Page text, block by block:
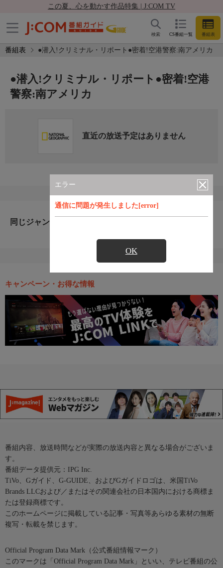
この夏、心を動かす作品特集 | J:COM TV
CS番組一覧 番組表
検索
番組表 ●潜入!クリミナル・リポート●密着!空港警察:南アメリカ
エラー
通信に問題が発生しました[error]
OK
●潜入!クリミナル・リポート●密着!空港
警察:南アメリカ
直近の放送予定はありません
同じジャンルのおすすめ番組
キャンペーン・お得な情報
番組内容、放送時間などが実際の放送内容と異なる場合がございま
す。
番組データ提供元：IPG Inc.
TiVo、Gガイド、G-GUIDE、およびGガイドロゴは、米国TiVo
Brands LLCおよび／またはその関連会社の日本国内における商標ま
たは登録商標です。
このホームページに掲載している記事・写真等あらゆる素材の無断
複写・転載を禁じます。
Official Program Data Mark（公式番組情報マーク）
このマークは「Official Program Data Mark」といい、テレビ番組の公